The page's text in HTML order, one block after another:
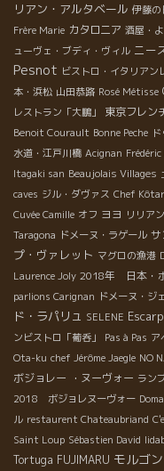
リアン・アルタベール 伊藤の
Frère Marie カタロニア 酒屋・
ューヴェ・ブディ・ヴィル ニー
Pesnot ビストロ・イタリアン
本・浜松 山田恭路 Rosé Métisse
レストラン「大鵬」
東京フレン
Benoit Courault Bonne Peche
水道・江戸川橋 Acignan
Itagaki san Beaujolais Villages
caves ジル・ダヴァス Chef
Cuvée Camille オフ ヨヨ リリア
Taragona ドメーヌ・ラゲール サ
プ・ヴァレット マグロの漁港
Laurence Joly 2018年 日本・
parlions Carignan ドメーヌ・ジ
ド・ラパリュ SELENE
ンビストロ「葡呑」
Pas à Pas ア
Ota-ku chef Jérôme Jaegle NO
ボジョレー ・ヌーヴォー ラン
2018 ボジョレヌーヴォー
ル restaurent Chateaubriand
Saint Loup Sébastien David
Tortuga FUJIMARU モルゴン